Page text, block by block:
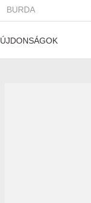
BURDA
ÚJDONSÁGOK